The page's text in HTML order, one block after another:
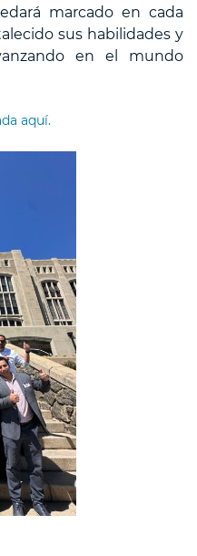
marcado en cada
sus habilidades y
en el mundo
aquí.